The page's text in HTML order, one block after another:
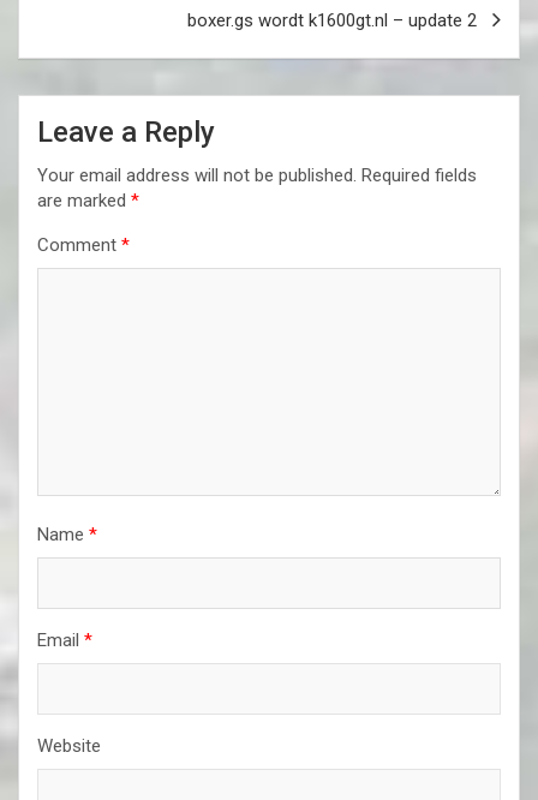
boxer.gs wordt k1600gt.nl – update 2
Leave a Reply
Your email address will not be published. Required fields
are marked *
Comment *
Name *
Email *
Website